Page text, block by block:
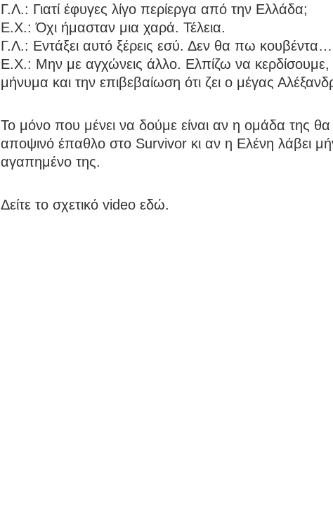
Γ.Λ.: Γιατί έφυγες λίγο περίεργα από την Ελλάδα;
Ε.Χ.: Όχι ήμασταν μια χαρά. Τέλεια.
Γ.Λ.: Εντάξει αυτό ξέρεις εσύ. Δεν θα πω κουβέντα…
Ε.Χ.: Μην με αγχώνεις άλλο. Ελπίζω να
μήνυμα και την επιβεβαίωση ότι ζει ο μέγας
Το μόνο που μένει να δούμε είναι αν η ομάδα της θα
αποψινό έπαθλο στο Survivor κι αν η Ελένη λάβει
αγαπημένο της.
Δείτε το σχετικό video εδώ.